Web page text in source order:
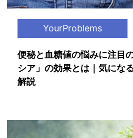
YourProblems
便秘と血糖値の悩みに注目
シア」の効果とは｜気にな
解説